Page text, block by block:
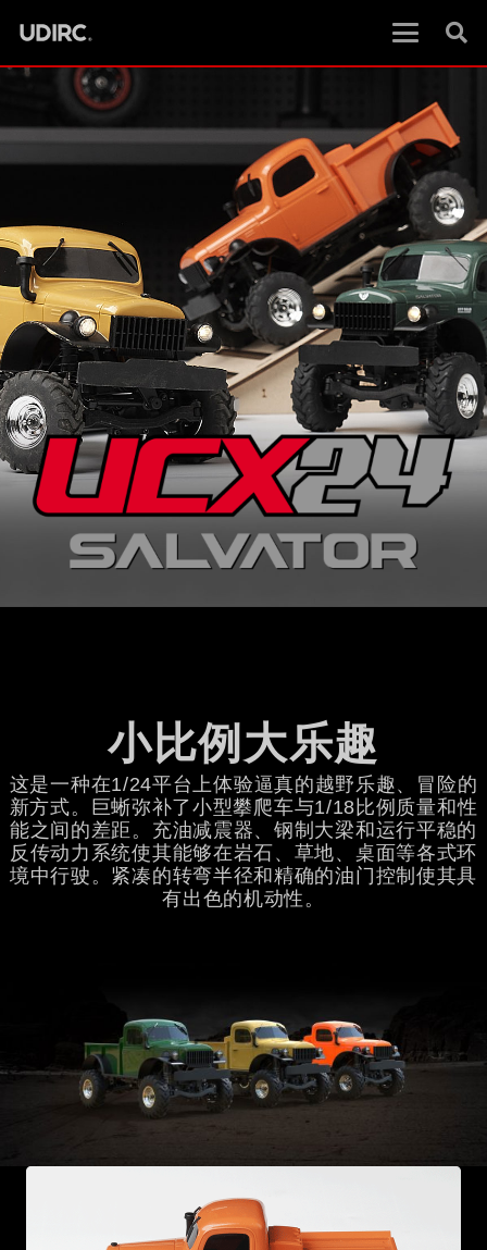
小比例大乐趣
这是一种在1/24平台上体验逼真的越野乐趣、冒险的
新方式。巨蜥弥补了小型攀爬车与1/18比例质量和性
能之间的差距。充油减震器、钢制大梁和运行平稳的
反传动力系统使其能够在岩石、草地、桌面等各式环
境中行驶。紧凑的转弯半径和精确的油门控制使其具
有出色的机动性。